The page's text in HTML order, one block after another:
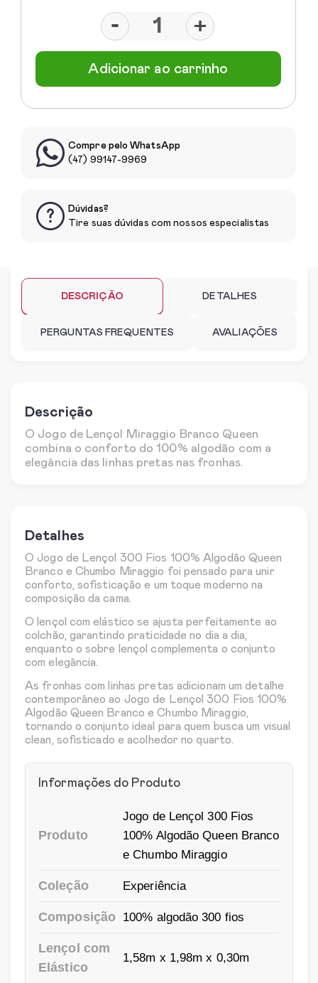
- +
Adicionar ao carrinho
Compre pelo WhatsApp
(47) 99147-9969
Dúvidas?
Tire suas dúvidas com nossos especialistas
DESCRIÇÃO DETALHES
PERGUNTAS FREQUENTES AVALIAÇÕES
Descrição
O Jogo de Lençol Miraggio Branco Queen
combina o conforto do 100% algodão com a
elegância das linhas pretas nas fronhas.
Detalhes
O Jogo de Lençol 300 Fios 100% Algodão Queen
Branco e Chumbo Miraggio foi pensado para unir
conforto, sofisticação e um toque moderno na
composição da cama.
O lençol com elástico se ajusta perfeitamente ao
colchão, garantindo praticidade no dia a dia,
enquanto o sobre lençol complementa o conjunto
com elegância.
As fronhas com linhas pretas adicionam um detalhe
contemporâneo ao Jogo de Lençol 300 Fios 100%
Algodão Queen Branco e Chumbo Miraggio,
tornando o conjunto ideal para quem busca um visual
clean, sofisticado e acolhedor no quarto.
Informações do Produto
Produto
Jogo de Lençol 300 Fios
100% Algodão Queen Branco
e Chumbo Miraggio
Coleção Experiência
Composição 100% algodão 300 fios
Lençol com
Elástico
1,58m x 1,98m x 0,30m